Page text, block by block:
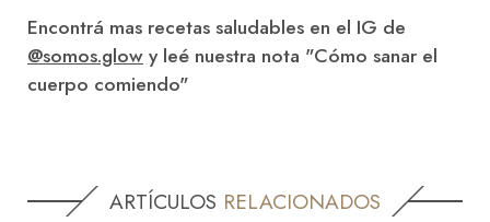
Encontrá mas recetas saludables en el IG de
@somos.glowy leé nuestra nota "Cómo sanar el
cuerpo comiendo"
ARTÍCULOS RELACIONADOS